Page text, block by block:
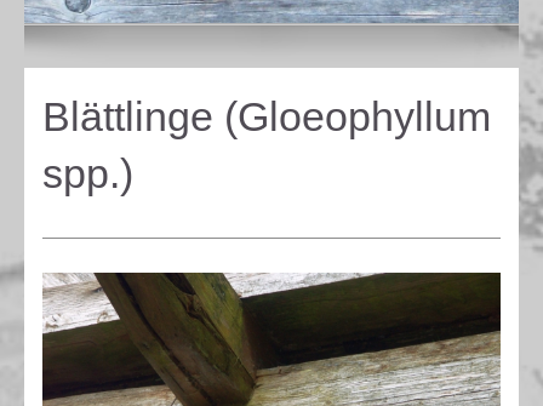
Blättlinge (Gloeophyllum
spp.)